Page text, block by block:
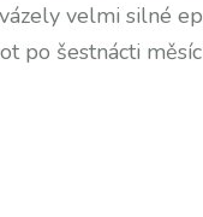
velmi silné
po šestnácti